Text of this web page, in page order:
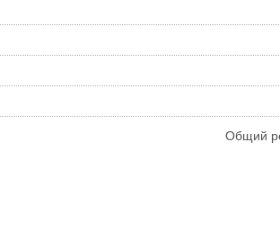
Общий